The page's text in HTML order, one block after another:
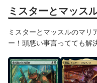
ミスターとマッス
ミスターとマッスルのマリ
ー！頭悪い事言ってても解